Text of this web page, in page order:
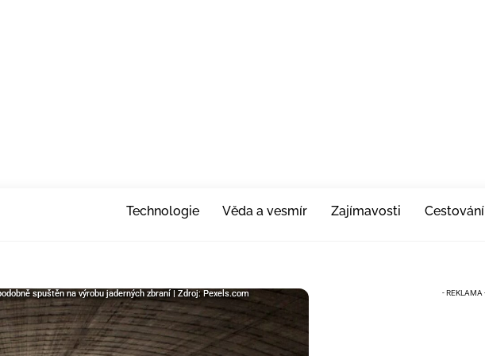
Technologie Věda a vesmír Zajímavosti Cestování
spuštěn na výrobu jaderných zbraní | Zdroj: Pexels.com
spuštěn na výrobu jaderných zbraní | Zdroj: Pexels.com